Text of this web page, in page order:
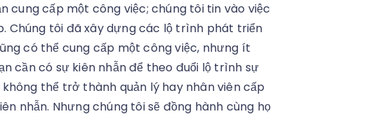
cung cấp một công việc; chúng tôi tin vào việc
Chúng tôi đã xây dựng các lộ trình phát triển
có thể cung cấp một công việc, nhưng ít
cần có sự kiên nhẫn để theo đuổi lộ trình sự
thể trở thành quản lý hay nhân viên cấp
nhẫn. Nhưng chúng tôi sẽ đồng hành cùng họ